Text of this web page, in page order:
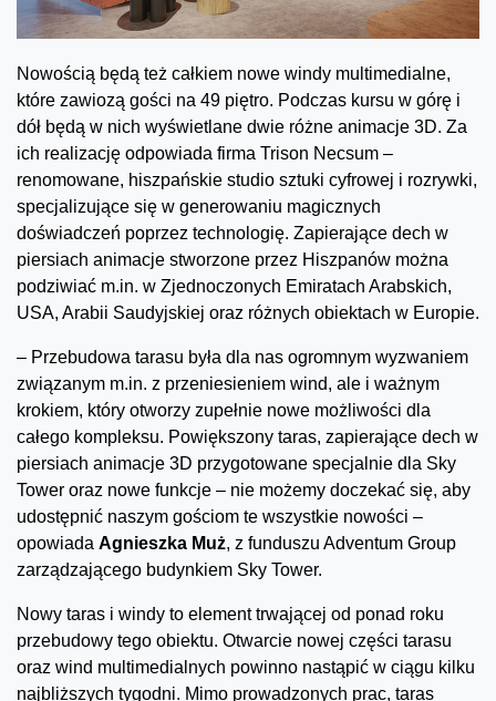
Nowością będą też całkiem nowe windy multimedialne,
które zawiozą gości na 49 piętro. Podczas kursu w górę i
dół będą w nich wyświetlane dwie różne animacje 3D. Za
ich realizację odpowiada firma Trison Necsum –
renomowane, hiszpańskie studio sztuki cyfrowej i rozrywki,
specjalizujące się w generowaniu magicznych
doświadczeń poprzez technologię. Zapierające dech w
piersiach animacje stworzone przez Hiszpanów można
podziwiać m.in. w Zjednoczonych Emiratach Arabskich,
USA, Arabii Saudyjskiej oraz różnych obiektach w Europie.
– Przebudowa tarasu była dla nas ogromnym wyzwaniem
związanym m.in. z przeniesieniem wind, ale i ważnym
krokiem, który otworzy zupełnie nowe możliwości dla
całego kompleksu. Powiększony taras, zapierające dech w
piersiach animacje 3D przygotowane specjalnie dla Sky
Tower oraz nowe funkcje – nie możemy doczekać się, aby
udostępnić naszym gościom te wszystkie nowości –
opowiada Agnieszka Muż, z funduszu Adventum Group
zarządzającego budynkiem Sky Tower.
Nowy taras i windy to element trwającej od ponad roku
przebudowy tego obiektu. Otwarcie nowej części tarasu
oraz wind multimedialnych powinno nastąpić w ciągu kilku
najbliższych tygodni. Mimo prowadzonych prac, taras